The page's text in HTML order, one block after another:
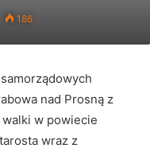
186
nad Prosną z
w powiecie
wraz z